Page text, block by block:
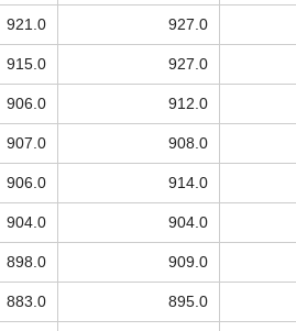
921.0 927.0
915.0 927.0
906.0 912.0
907.0 908.0
906.0 914.0
904.0 904.0
898.0 909.0
883.0 895.0